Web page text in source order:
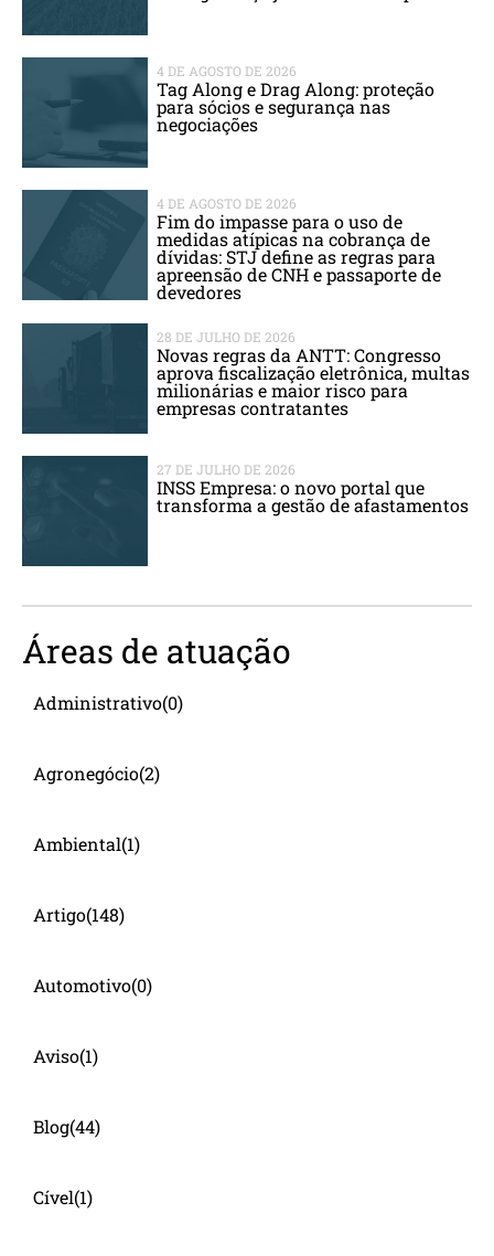
4 DE AGOSTO DE 2026
Tag Along e Drag Along: proteção
para sócios e segurança nas
negociações
4 DE AGOSTO DE 2026
Fim do impasse para o uso de
medidas atípicas na cobrança de
dívidas: STJ define as regras para
apreensão de CNH e passaporte de
devedores
28 DE JULHO DE 2026
Novas regras da ANTT: Congresso
aprova fiscalização eletrônica, multas
milionárias e maior risco para
empresas contratantes
27 DE JULHO DE 2026
INSS Empresa: o novo portal que
transforma a gestão de afastamentos
Áreas de atuação
Administrativo(0)
Agronegócio(2)
Ambiental(1)
Artigo(148)
Automotivo(0)
Aviso(1)
Blog(44)
Cível(1)